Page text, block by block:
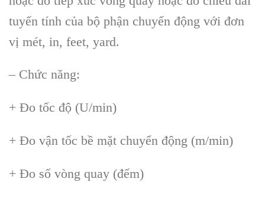
tuyến tính của bộ phận chuyển động với đơn
vị mét, in, feet, yard.
– Chức năng:
+ Đo tốc độ (U/min)
+ Đo vận tốc bề mặt chuyển động (m/min)
+ Đo số vòng quay (đếm)